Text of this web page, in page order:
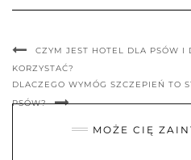
CZYM JEST HOTEL DLA PSÓW I
KORZYSTAĆ?
DLACZEGO WYMÓG SZCZEPIEŃ TO
PSÓW?
MOŻE CIĘ